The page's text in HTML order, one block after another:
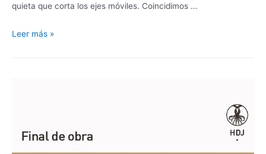
quieta que corta los ejes móviles. Coincidimos …
Leer más »